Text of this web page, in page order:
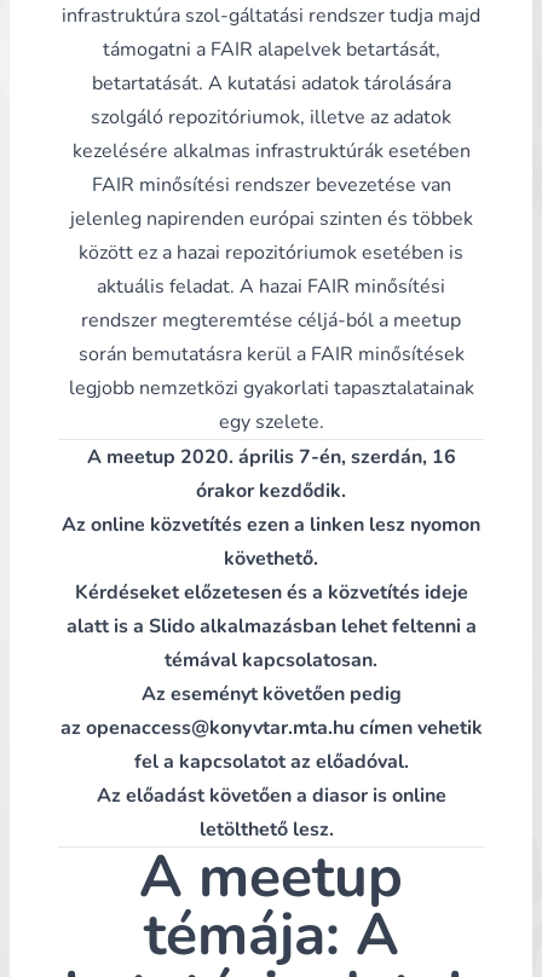
infrastruktúra szol-gáltatási rendszer tudja majd
támogatni a FAIR alapelvek betartását,
betartatását. A kutatási adatok tárolására
szolgáló repozitóriumok, illetve az adatok
kezelésére alkalmas infrastruktúrák esetében
FAIR minősítési rendszer bevezetése van
jelenleg napirenden európai szinten és többek
között ez a hazai repozitóriumok esetében is
aktuális feladat. A hazai FAIR minősítési
rendszer megteremtése céljá-ból a meetup
során bemutatásra kerül a FAIR minősítések
legjobb nemzetközi gyakorlati tapasztalatainak
egy szelete.
A meetup 2020. április 7-én, szerdán, 16
órakor kezdődik.
Az online közvetítésezen a linken lesz nyomon
követhető.
Kérdéseket előzetesen és a közvetítés ideje
alatt is a Slido alkalmazásbanlehet feltenni a
témával kapcsolatosan.
Az eseményt követően pedig
az openaccess@konyvtar.mta.hu címen vehetik
fel a kapcsolatot az előadóval.
Az előadást követően a diasor is online
letölthetőlesz.
A meetup
témája: A